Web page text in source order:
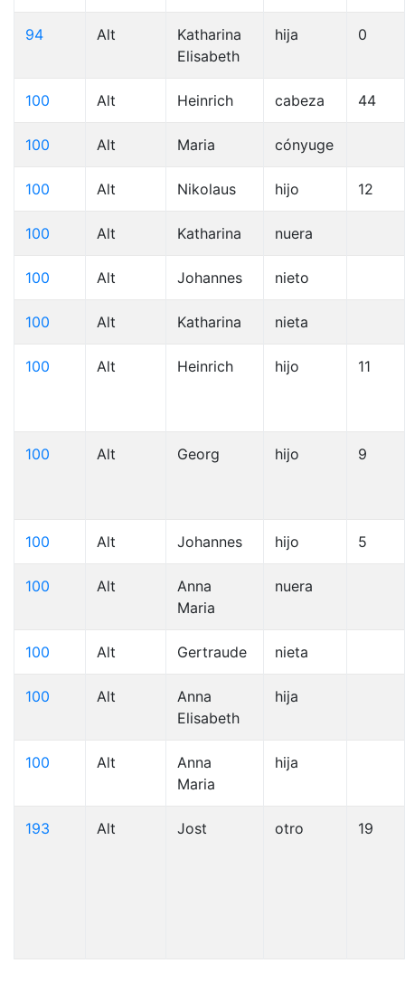
94 Alt
Katharina
Elisabeth
hija 0
100 Alt Heinrich cabeza 44
100 Alt Maria cónyuge
100 Alt Nikolaus hijo 12
100 Alt Katharina nuera
100 Alt Johannes nieto
100 Alt Katharina nieta
100 Alt Heinrich hijo 11
100 Alt Georg hijo 9
100 Alt Johannes hijo 5
100 Alt
Anna
Maria
nuera
100 Alt Gertraude nieta
100 Alt
Anna
Elisabeth
hija
100 Alt
Anna
Maria
hija
193 Alt Jost otro 19